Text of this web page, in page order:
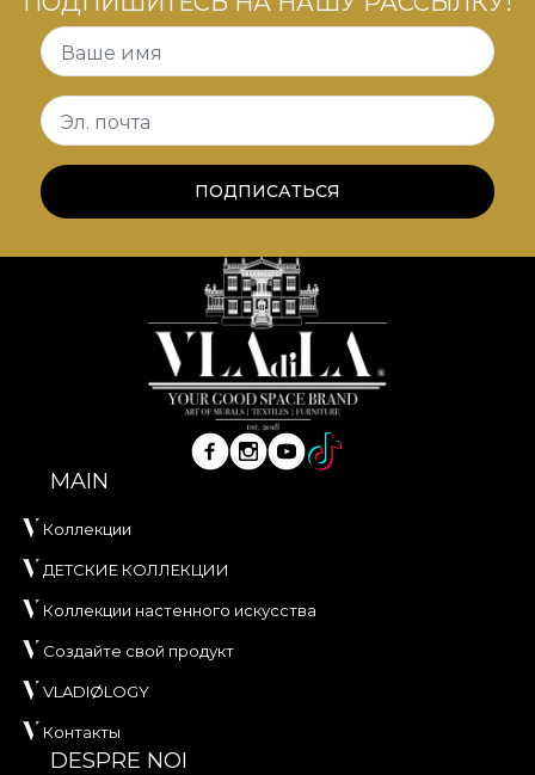
символизируют структуру и порядок. Формы с
плавными линиями более мягкие — они
олицетворяют связь и сообщество. С их
помощью вы можете лаконично выразить
мысль, где простота — лучшее средство
коммуникации.
*Из любви и уважения к природе все наши
и биоразлагаемых материалов.
**House of VLAdiLA рекомендует использовать
фирменный клей при оклейке обоев. Так вы
получите быстрый, безопасный и эффективный
процесс, соответствующий самым высоким
стандартам качества.
Ваше имя
Эл. почта
ПОДПИСАТЬСЯ
MAIN
Коллекции
ДЕТСКИЕ КОЛЛЕКЦИИ
Коллекции настенного искусства
Создайте свой продукт
VLADIØLOGY
Контакты
DESPRE NOI